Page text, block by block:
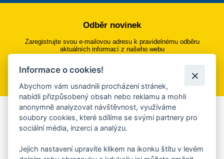
Odběr novinek
Zaregistrujte svou e-mailovou adresu k pravidelnému odběru
aktuálních informací z našeho webu
Přihlásit se k odběru
Aplikace Mobilní rozhlas
Chcete dostávat do svého mobilu či mailu upozornění na
ankety, pozvánky na kulturní a sportovní akce?
Informace o cookies!
Abychom vám usnadnili procházení stránek,
nabídli přizpůsobený obsah nebo reklamu a mohli
anonymně analyzovat návštěvnost, využíváme
soubory cookies, které sdílíme se svými partnery pro
sociální média, inzerci a analýzu.
Jejich nastavení upravíte klikem na ikonku štítu v levém